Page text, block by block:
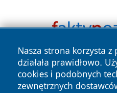
Nasza strona korzysta
działała prawidłowo.
cookies i podobnych
zewnętrznych